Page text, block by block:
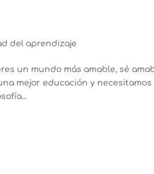
del aprendizaje
un mundo más amable, sé
mejor educación y